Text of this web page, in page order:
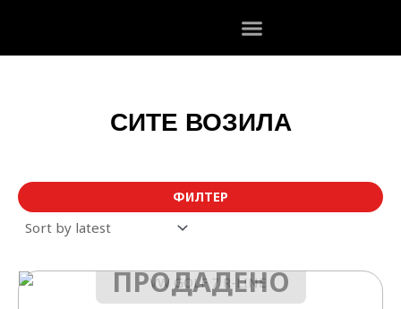
content
СИТЕ ВОЗИЛА
ФИЛТЕР
ПРОДАДЕНО